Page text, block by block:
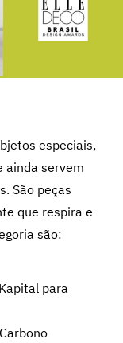
especiais,
ainda servem
São peças
que respira e
são:
para